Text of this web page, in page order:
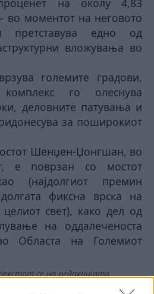
во моментот на неговото
едно од
вложувања во
големите градови,
комплекс го олеснува
деловните патувања и
за поширокиот
Шенџен-Џонгшан, во
е поврзан со мостот
(најдолгиот премин
фиксна врска на
свет), како дел од
на оддалеченоста
Областа на Големиот
се на редакцијата